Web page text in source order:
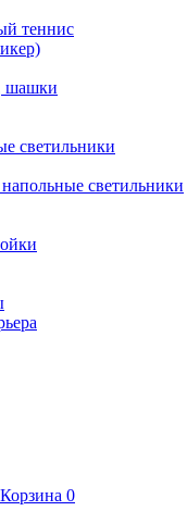
теннис
шашки
светильники
светильники
Корзина 0